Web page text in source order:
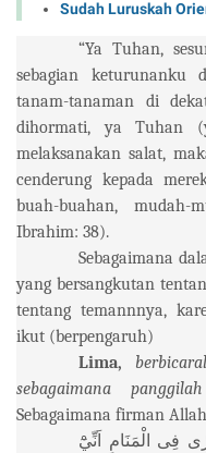
Sudah Luruskah
“Ya Tuhan,
sebagian keturunanku
tanam-tanaman di
dihormati, ya Tuhan
melaksanakan salat,
cenderung kepada
buah-buahan, mudah-
Ibrahim: 38).
Sebagaimana
yang bersangkutan
tentang temannnya,
ikut (berpengaruh)
Lima,
sebagaimana
Sebagaimana firman
فِى الْمَنَامِ اَنِّيْٓ